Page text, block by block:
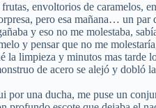
frutas, envoltorios de caramelos,
pero esa mañana… un
y eso no me molestaba,
y pensar que no me
la limpieza y minutos mas tarde
de acero se alejó y dobló
por una ducha, me puse un